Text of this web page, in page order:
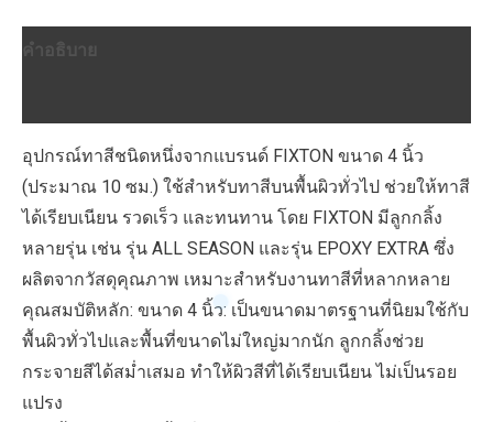
ประมาณ
ชิ้น
คำอธิบาย
อุปกรณ์ทาสีชนิดหนึ่งจากแบรนด์ FIXTON ขนาด 4 นิ้ว
(ประมาณ 10 ซม.) ใช้สำหรับทาสีบนพื้นผิวทั่วไป ช่วยให้ทาสี
ได้เรียบเนียน รวดเร็ว และทนทาน โดย FIXTON มีลูกกลิ้ง
หลายรุ่น เช่น รุ่น ALL SEASON และรุ่น EPOXY EXTRA ซึ่ง
ผลิตจากวัสดุคุณภาพ เหมาะสำหรับงานทาสีที่หลากหลาย
คุณสมบัติหลัก: ขนาด 4 นิ้ว: เป็นขนาดมาตรฐานที่นิยมใช้กับ
พื้นผิวทั่วไปและพื้นที่ขนาดไม่ใหญ่มากนัก ลูกกลิ้งช่วย
กระจายสีได้สม่ำเสมอ ทำให้ผิวสีที่ได้เรียบเนียน ไม่เป็นรอย
แปรง